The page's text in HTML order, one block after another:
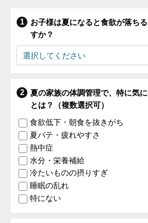
お子様は夏になると食欲が落ち
すか？
夏の家族の体調管理で、特に気
とは？（複数選択可）
食欲低下・朝食を抜きがち
夏バテ・疲れやすさ
熱中症
水分・栄養補給
冷たいものの摂りすぎ
睡眠の乱れ
特にない